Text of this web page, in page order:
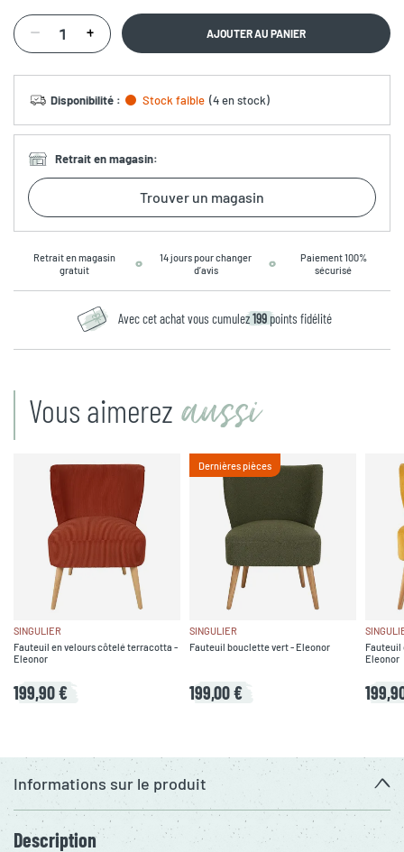
AJOUTER AU PANIER
Disponibilité : Stock faible (4 en stock)
Retrait en magasin:
Trouver un magasin
Retrait en magasin
gratuit
14 jours pour changer
d’avis
Paiement 100%
sécurisé
Avec cet achat vous cumulez199 points fidélité
Vous aimerez aussi
SINGULIER
Fauteuil en velours côtelé terracotta -
Eleonor
199,90 €
Dernières pièces
SINGULIER
Fauteuil bouclette vert - Eleonor
199,00 €
Fauteuil
Eleonor
Informations sur le produit
Description